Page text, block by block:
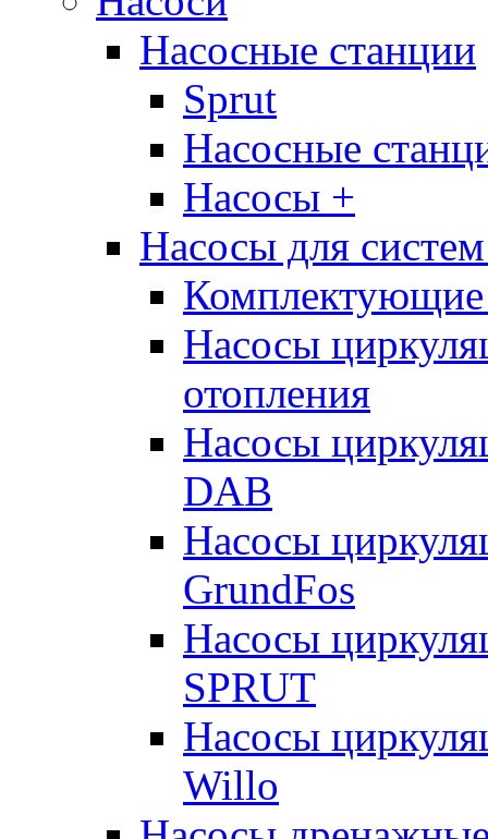
Насосные станции
Sprut
Насосные
Насосы +
Насосы для
Комплектующие
Насосы
отопления
Насосы
DAB
Насосы
GrundFos
Насосы
SPRUT
Насосы
Willo